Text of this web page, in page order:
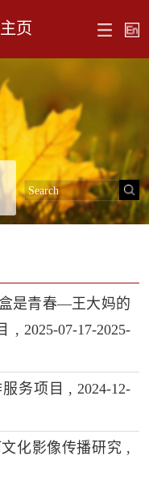
页
是青春—王大妈的
2025-07-17-2025-
务项目 , 2024-12-
化影像传播研究 ,